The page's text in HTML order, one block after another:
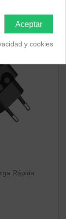
Rápida
Aceptar
y cookies